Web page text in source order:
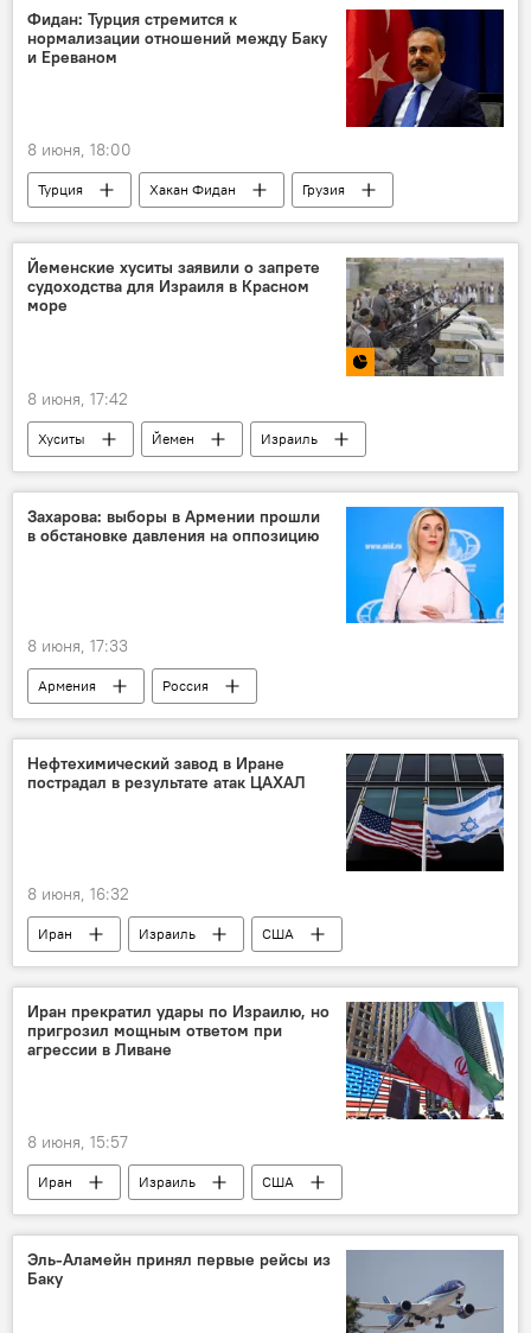
Железнодорожные перевозки Логистика
Фидан: Турция стремится к
нормализации отношений между Баку
и Ереваном
8 июня, 18:00
Турция Хакан Фидан
Грузия
Азербайджан
Встреча
Выборы
Баку
Ереван
Йеменские хуситы заявили о запрете
судоходства для Израиля в Красном
море
8 июня, 17:42
Хуситы Йемен Израиль
Захарова: выборы в Армении прошли
в обстановке давления на оппозицию
8 июня, 17:33
Армения
Россия
Официальный представитель МИД РФ Мария Захарова
двусторонние отношения
Никол Пашинян
Нефтехимический завод в Иране
пострадал в результате атак ЦАХАЛ
8 июня, 16:32
Иран Израиль
США
ЦАХАЛ
Ливан Ближний Восток
Иран прекратил удары по Израилю, но
пригрозил мощным ответом при
агрессии в Ливане
8 июня, 15:57
Иран Израиль
США
Война
Эль-Аламейн принял первые рейсы из
Баку